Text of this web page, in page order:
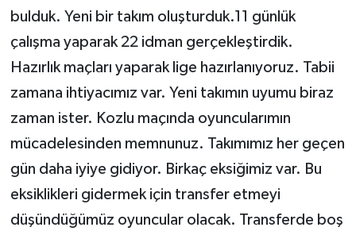
bulduk. Yeni bir takım oluşturduk.11 günlük
çalışma yaparak 22 idman gerçekleştirdik.
Hazırlık maçları yaparak lige hazırlanıyoruz. Tabii
zamana ihtiyacımız var. Yeni takımın uyumu biraz
zaman ister. Kozlu maçında oyuncularımın
mücadelesinden memnunuz. Takımımız her geçen
gün daha iyiye gidiyor. Birkaç eksiğimiz var. Bu
eksiklikleri gidermek için transfer etmeyi
düşündüğümüz oyuncular olacak. Transferde boş